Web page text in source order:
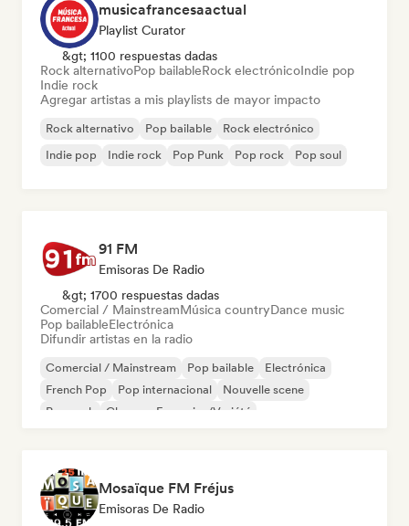
musicafrancesaactual
Playlist Curator
&gt; 1100 respuestas dadas
Rock alternativoPop bailableRock electrónicoIndie pop
Indie rock
Agregar artistas a mis playlists de mayor impacto
Rock alternativo Pop bailable
Rock electrónico
Indie pop
Indie rock Pop Punk Pop rock Pop soul
91 FM
Emisoras De Radio
&gt; 1700 respuestas dadas
Comercial / MainstreamMúsica countryDance music
Pop bailableElectrónica
Difundir artistas en la radio
Comercial / Mainstream Pop bailable
Electrónica
French Pop
Pop internacional
Nouvelle scene
Pop rock
Chanson Française/Variété
Mosaïque FM Fréjus
Emisoras De Radio